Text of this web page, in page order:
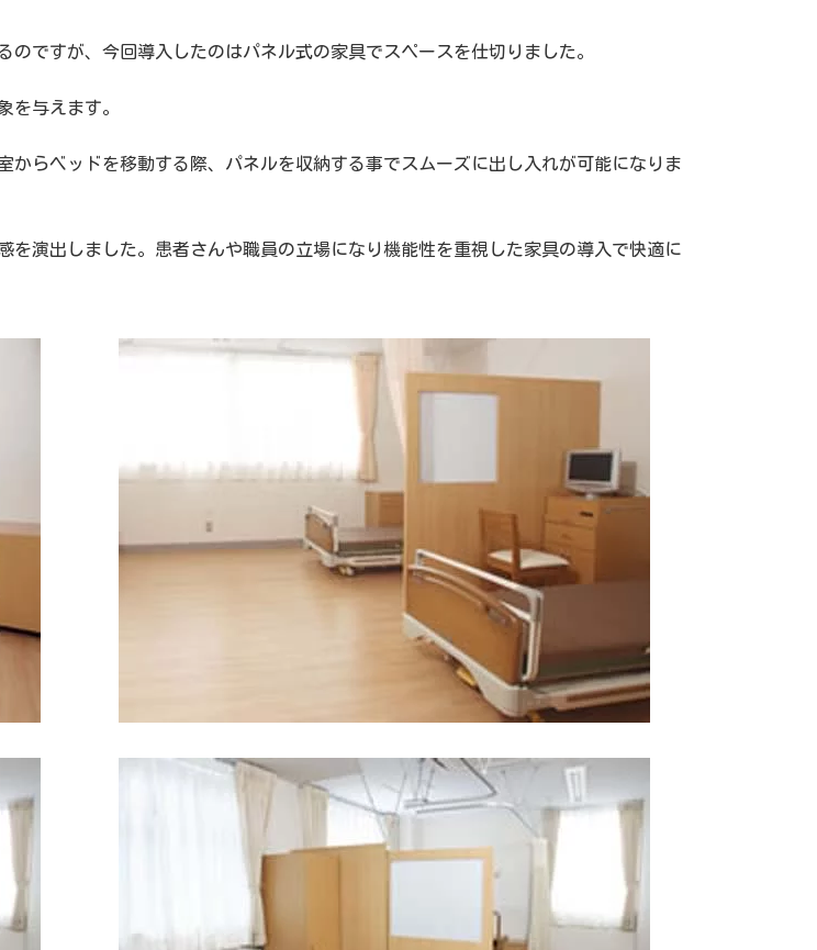
ですが、今回導入したのはパネル式の家具でスペースを仕切りました。
を与えます。
らベッドを移動する際、パネルを収納する事でスムーズに出し入れが可能になりま
演出しました。患者さんや職員の立場になり機能性を重視した家具の導入で快適に